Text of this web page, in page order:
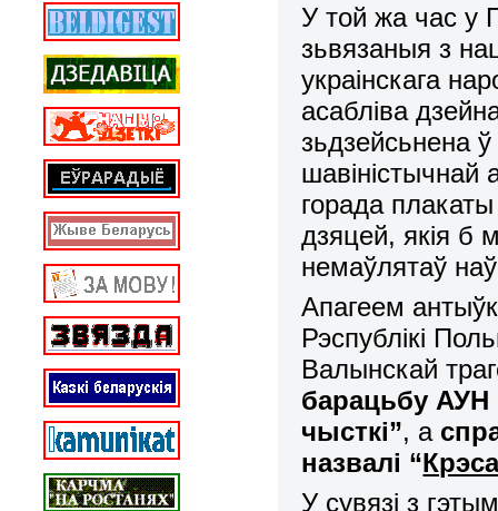
У той жа час
зьвязаныя з
украінскага
асабліва
зьдзейсьнена
шавіністычнай
горада
дзяцей, якія б
немаўлятаў
Апагеем
Рэспублікі
Валынскай
барацьбу АУН
чысткі”, а
назвалі “
У сувязі з